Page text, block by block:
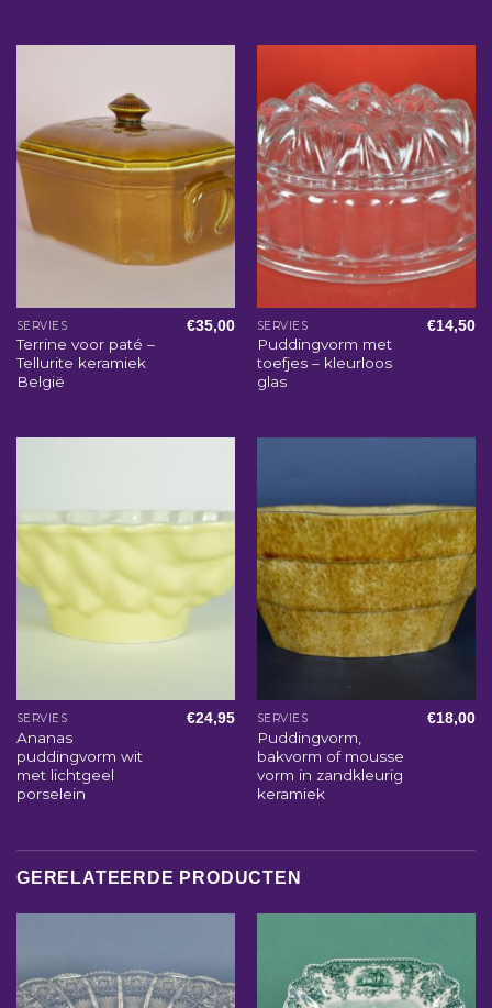
SERVIES
Terrine voor paté –
Tellurite keramiek
België
€35,00 SERVIES
Puddingvorm met
toefjes – kleurloos
glas
€14,50
SERVIES
Ananas
puddingvorm wit
met lichtgeel
porselein
€24,95 SERVIES
Puddingvorm,
bakvorm of mousse
vorm in zandkleurig
keramiek
€18,00
GERELATEERDE PRODUCTEN